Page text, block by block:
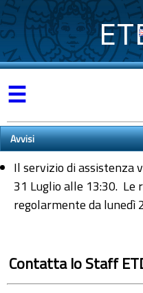
☰
Avvisi
Il servizio di assistenza
31 Luglio alle 13:30. Le
regolarmente da lunedì
Contatta lo Staff